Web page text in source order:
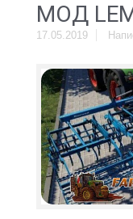
MOД
17.05.2019